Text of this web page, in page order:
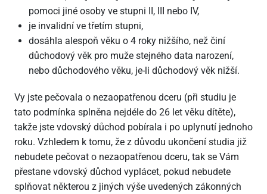
pomoci jiné osoby ve stupni II, III nebo IV,
je invalidní ve třetím stupni,
dosáhla alespoň věku o 4 roky nižšího, než činí
důchodový věk pro muže stejného data narození,
nebo důchodového věku, je-li důchodový věk nižší.
Vy jste pečovala o nezaopatřenou dceru (při studiu je
tato podmínka splněna nejdéle do 26 let věku dítěte),
takže jste vdovský důchod pobírala i po uplynutí jednoho
roku. Vzhledem k tomu, že z důvodu ukončení studia již
nebudete pečovat o nezaopatřenou dceru, tak se Vám
přestane vdovský důchod vyplácet, pokud nebudete
splňovat některou z jiných výše uvedených zákonných